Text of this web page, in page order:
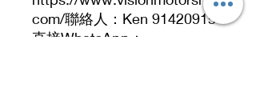
com/聯絡人：Ken 91420915
直接WhatsApp：